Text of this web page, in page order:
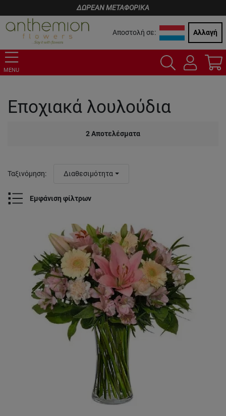
ΔΩΡΕΑΝ ΜΕΤΑΦΟΡΙΚΑ
Αποστολή σε: Αλλαγή
MENU
Εποχιακά λουλούδια
2Αποτελέσματα
Εμφάνιση φίλτρων
Ταξινόμηση: Διαθεσιμότητα